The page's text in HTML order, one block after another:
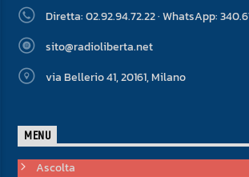
Diretta: 02.92.94.72.22 · WhatsApp:
sito@radioliberta.net
via Bellerio 41, 20161, Milano
MENU
Ascolta